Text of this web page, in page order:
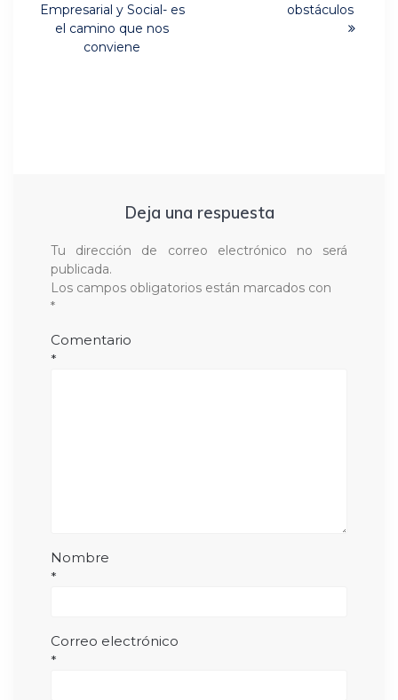
Empresarial y Social- es
el camino que nos
conviene
obstáculos
Deja una respuesta
Tu dirección de correo electrónico no será
publicada.
Los campos obligatorios están marcados con
*
Comentario
*
Nombre
*
Correo electrónico
*